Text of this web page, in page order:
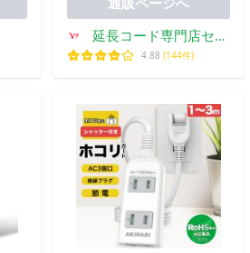
延長コード専門店セイ
バー
4.88 (144件)